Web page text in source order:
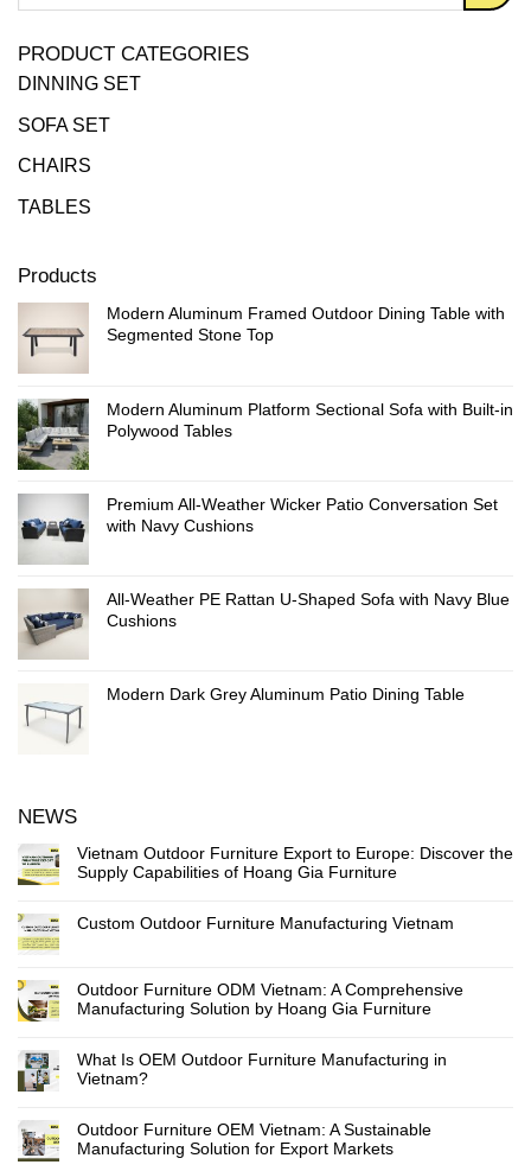
PRODUCT CATEGORIES
DINNING SET
SOFA SET
CHAIRS
TABLES
Products
Modern Aluminum Framed Outdoor Dining Table with
Segmented Stone Top
Modern Aluminum Platform Sectional Sofa with Built-in
Polywood Tables
Premium All-Weather Wicker Patio Conversation Set
with Navy Cushions
All-Weather PE Rattan U-Shaped Sofa with Navy Blue
Cushions
Modern Dark Grey Aluminum Patio Dining Table
NEWS
Vietnam Outdoor Furniture Export to Europe: Discover the
Supply Capabilities of Hoang Gia Furniture
Custom Outdoor Furniture Manufacturing Vietnam
Outdoor Furniture ODM Vietnam: A Comprehensive
Manufacturing Solution by Hoang Gia Furniture
What Is OEM Outdoor Furniture Manufacturing in
Vietnam?
Outdoor Furniture OEM Vietnam: A Sustainable
Manufacturing Solution for Export Markets